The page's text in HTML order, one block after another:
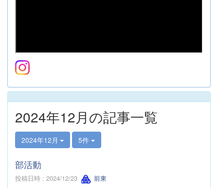
2024年12月の記事一覧
2024年12月 5件
部活動
投稿日時 : 2024/12/23 前東